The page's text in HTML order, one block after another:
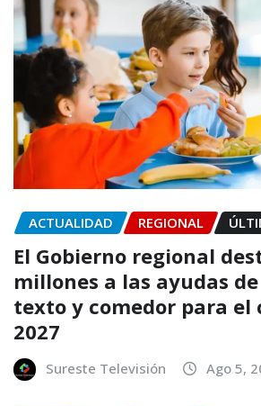
ACTUALIDAD REGIONAL
El Gobierno regional
millones a las ayudas
texto y comedor para el
2027
Sureste Televisión Ago 5,